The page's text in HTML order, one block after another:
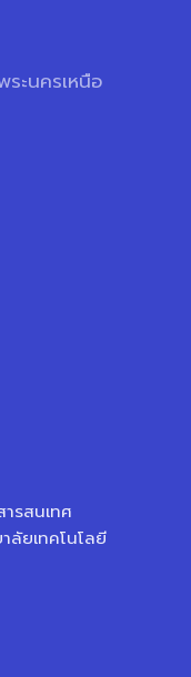
ระนครเหนือ
รสนเทศ
ลัยเทคโนโลยี